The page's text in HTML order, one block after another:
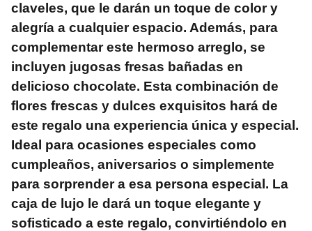
claveles, que le darán un toque de color y
alegría a cualquier espacio. Además, para
complementar este hermoso arreglo, se
incluyen jugosas fresas bañadas en
delicioso chocolate. Esta combinación de
flores frescas y dulces exquisitos hará de
este regalo una experiencia única y especial.
Ideal para ocasiones especiales como
cumpleaños, aniversarios o simplemente
para sorprender a esa persona especial. La
caja de lujo le dará un toque elegante y
sofisticado a este regalo, convirtiéndolo en